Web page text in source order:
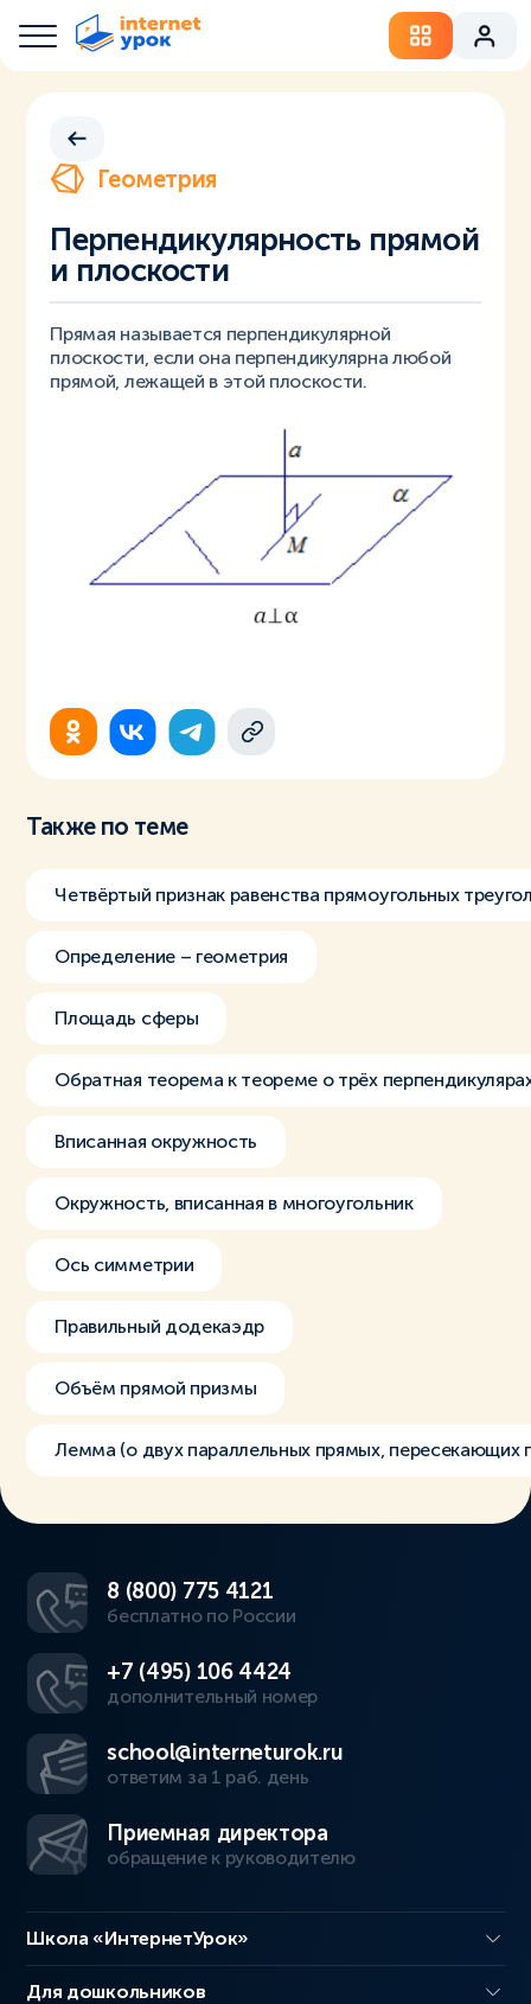
Геометрия
Перпендикулярность прямой
и плоскости
Прямая называется перпендикулярной
плоскости, если она перпендикулярна любой
прямой, лежащей в этой плоскости.
Также по теме
Четвёртый признак равенства прямоугольных
Определение – геометрия
Площадь сферы
Обратная теорема к теореме о трёх
Вписанная окружность
Окружность, вписанная в многоугольник
Ось симметрии
Правильный додекаэдр
Объём прямой призмы
Лемма (о двух параллельных прямых, пересекающих
8 (800) 775 4121
бесплатно по России
+7 (495) 106 4424
дополнительный номер
school@interneturok.ru
ответим за 1 раб. день
Приемная директора
обращение к руководителю
Школа «ИнтернетУрок»
Для дошкольников